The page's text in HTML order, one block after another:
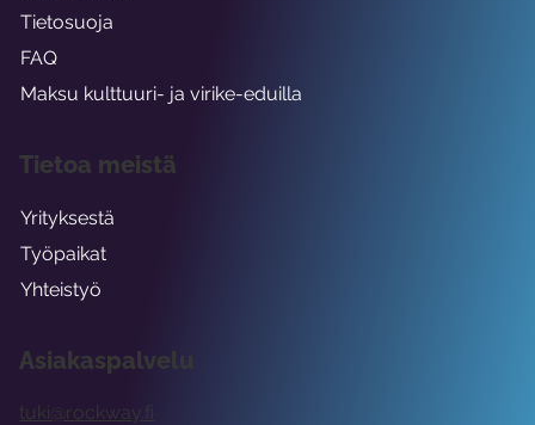
Asiakaspalvelu
tuki@rockway.fi
Tietosuoja
FAQ
Maksu kulttuuri- ja virike-eduilla
Tietoa meistä
Yrityksestä
Työpaikat
Yhteistyö